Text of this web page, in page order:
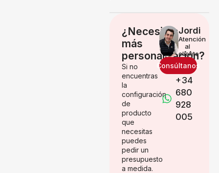
¿Necesitas
más
personalización?
Si no
encuentras
la
configuración
de
producto
que
necesitas
puedes
pedir un
presupuesto
a medida.
Jordi
Atención
al
cliente
Consúltanos
+34
680
928
005